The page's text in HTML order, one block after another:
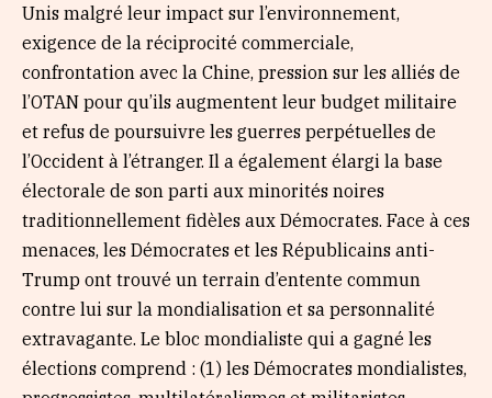
Unis malgré leur impact sur l’environnement,
exigence de la réciprocité commerciale,
confrontation avec la Chine, pression sur les alliés de
l’OTAN pour qu’ils augmentent leur budget militaire
et refus de poursuivre les guerres perpétuelles de
l’Occident à l’étranger. Il a également élargi la base
électorale de son parti aux minorités noires
traditionnellement fidèles aux Démocrates. Face à ces
menaces, les Démocrates et les Républicains anti-
Trump ont trouvé un terrain d’entente commun
contre lui sur la mondialisation et sa personnalité
extravagante. Le bloc mondialiste qui a gagné les
élections comprend : (1) les Démocrates mondialistes,